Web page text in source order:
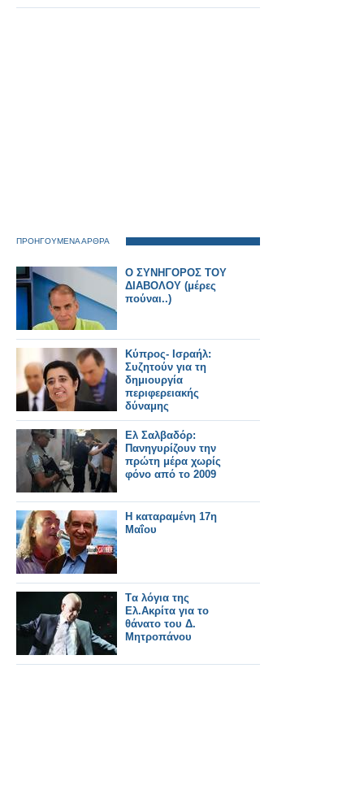
ΠΡΟΗΓΟΥΜΕΝΑ ΑΡΘΡΑ
Ο ΣΥΝΗΓΟΡΟΣ ΤΟΥ
ΔΙΑΒΟΛΟΥ (μέρες
πούναι..)
Κύπρος- Ισραήλ:
Συζητούν για τη
δημιουργία
περιφερειακής
δύναμης
Ελ Σαλβαδόρ:
Πανηγυρίζουν την
πρώτη μέρα χωρίς
φόνο από το 2009
Η καταραμένη 17η
Μαΐου
Tα λόγια της
Ελ.Ακρίτα για το
θάνατο του Δ.
Μητροπάνου